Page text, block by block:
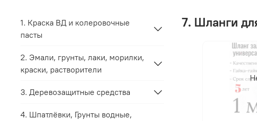
7. Шланги
1. Краска ВД и колеровочные
пасты
2. Эмали, грунты, лаки, морилки,
краски, растворители
3. Деревозащитные средства
4. Шпатлёвки, Грунты водные,